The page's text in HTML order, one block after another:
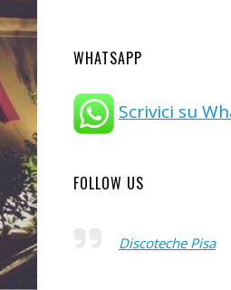
WHATSAPP
Scrivici su
FOLLOW US
Discoteche Pisa